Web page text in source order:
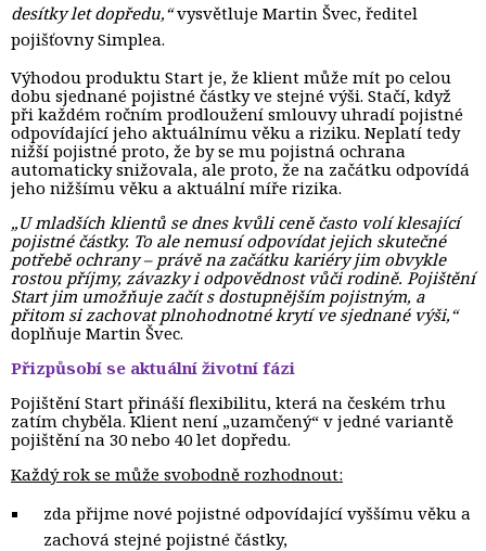
desítky let dopředu,“vysvětluje Martin Švec, ředitel
pojišťovny Simplea.
Výhodou produktu Start je, že klient může mít po celou
dobu sjednané pojistné částky ve stejné výši. Stačí, když
při každém ročním prodloužení smlouvy uhradí pojistné
odpovídající jeho aktuálnímu věku a riziku. Neplatí tedy
nižší pojistné proto, že by se mu pojistná ochrana
automaticky snižovala, ale proto, že na začátku odpovídá
jeho nižšímu věku a aktuální míře rizika.
„U mladších klientů se dnes kvůli ceně často volí klesající
pojistné částky. To ale nemusí odpovídat jejich skutečné
potřebě ochrany – právě na začátku kariéry jim obvykle
rostou příjmy, závazky i odpovědnost vůči rodině. Pojištění
Start jim umožňuje začít s dostupnějším pojistným, a
přitom si zachovat plnohodnotné krytí ve sjednané výši,“
doplňuje Martin Švec.
Přizpůsobí se aktuální životní fázi
Pojištění Start přináší flexibilitu, která na českém trhu
zatím chyběla. Klient není „uzamčený“ v jedné variantě
pojištění na 30 nebo 40 let dopředu.
Každý rok se může svobodně rozhodnout:
zda přijme nové pojistné odpovídající vyššímu věku a
zachová stejné pojistné částky,